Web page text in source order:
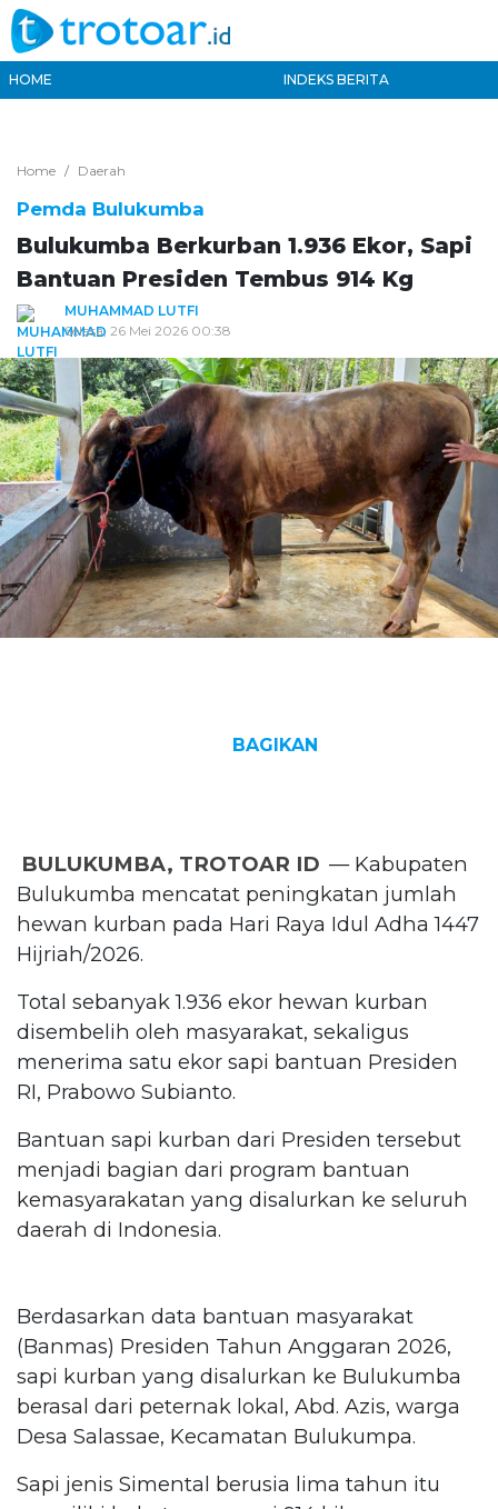
HOME INDEKS BERITA
Home Daerah
Pemda Bulukumba
Bulukumba Berkurban 1.936 Ekor, Sapi
Bantuan Presiden Tembus 914 Kg
MUHAMMAD LUTFI
Selasa, 26 Mei 2026 00:38
BAGIKAN
BULUKUMBA, TROTOAR ID — Kabupaten
Bulukumba mencatat peningkatan jumlah
hewan kurban pada Hari Raya Idul Adha 1447
Hijriah/2026.
Total sebanyak 1.936 ekor hewan kurban
disembelih oleh masyarakat, sekaligus
menerima satu ekor sapi bantuan Presiden
RI, Prabowo Subianto.
Bantuan sapi kurban dari Presiden tersebut
menjadi bagian dari program bantuan
kemasyarakatan yang disalurkan ke seluruh
daerah di Indonesia.
Berdasarkan data bantuan masyarakat
(Banmas) Presiden Tahun Anggaran 2026,
sapi kurban yang disalurkan ke Bulukumba
berasal dari peternak lokal, Abd. Azis, warga
Desa Salassae, Kecamatan Bulukumpa.
Sapi jenis Simental berusia lima tahun itu